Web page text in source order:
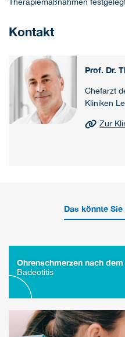
Therapiemaßnahmen
Kontakt
Prof. Dr.
Chefarzt
Kliniken
Zur
Das könnte
Ohrenschmerzen nach
Badeotitis